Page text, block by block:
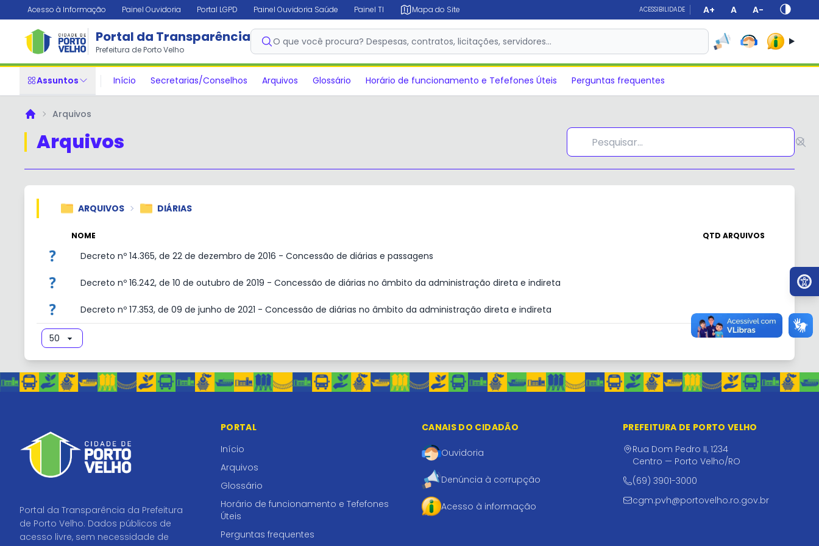
Acesso à Informação Painel Ouvidoria Portal LGPD Painel Ouvidoria Saúde Painel TI Mapa do Site ACESSIBILIDADE A+ A A-
Portal da Transparência
Prefeitura de Porto Velho
O que você procura? Despesas, contratos, licitações, servidores…
Assuntos Início Secretarias/Conselhos Arquivos Glossário Horário de funcionamento e Tefefones Úteis Perguntas frequentes
PrincipalArquivos
Arquivos
ARQUIVOS DIÁRIAS
NOME QTD ARQUIVOS
Decreto nº 14.365, de 22 de dezembro de 2016 - Concessão de diárias e passagens
Decreto nº 16.242, de 10 de outubro de 2019 - Concessão de diárias no âmbito da administração direta e indireta
Decreto nº 17.353, de 09 de junho de 2021 - Concessão de diárias no âmbito da administração direta e indireta
Portal da Transparência da Prefeitura
de Porto Velho. Dados públicos de
acesso livre, sem necessidade de
PORTAL
Início
Arquivos
Glossário
Horário de funcionamento e Tefefones
Úteis
Perguntas frequentes
CANAIS DO CIDADÃO
Ouvidoria
Denúncia à corrupção
Acesso à informação
PREFEITURA DE PORTO VELHO
Rua Dom Pedro II, 1234
Centro — Porto Velho/RO
(69) 3901-3000
cgm.pvh@portovelho.ro.gov.br
✕
Ir